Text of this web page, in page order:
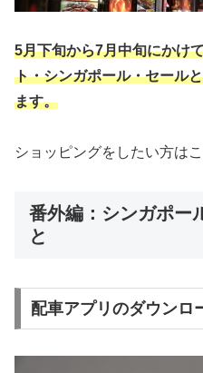
5月下旬から7月中旬にかけ
ト・シンガポール・セール
ます。
ショッピングをしたい方は
番外編：シンガポー
と
配車アプリのダウンロ